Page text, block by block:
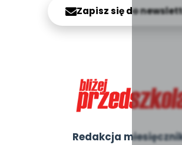
Zapisz się do
Redakcja